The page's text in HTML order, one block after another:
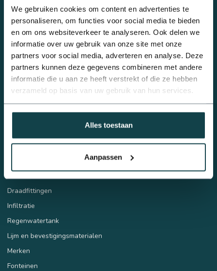
We gebruiken cookies om content en advertenties te
personaliseren, om functies voor social media te bieden
en om ons websiteverkeer te analyseren. Ook delen we
informatie over uw gebruik van onze site met onze
partners voor social media, adverteren en analyse. Deze
partners kunnen deze gegevens combineren met andere
informatie die u aan ze heeft verstrekt of die ze hebben
verzameld op basis van uw gebruik van hun services.
Alles toestaan
Aanpassen
info@onlineberegening.nl
Categorieën
Complete beregeningssets
Sproeiers
Automatische beregening
Draadfittingen
Infiltratie
Regenwatertank
Lijm en bevestigingsmaterialen
Merken
Fonteinen
Beregeningsplan?